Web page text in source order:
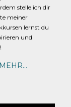
stelle ich dir
meiner
lernst du
und
MEHR…